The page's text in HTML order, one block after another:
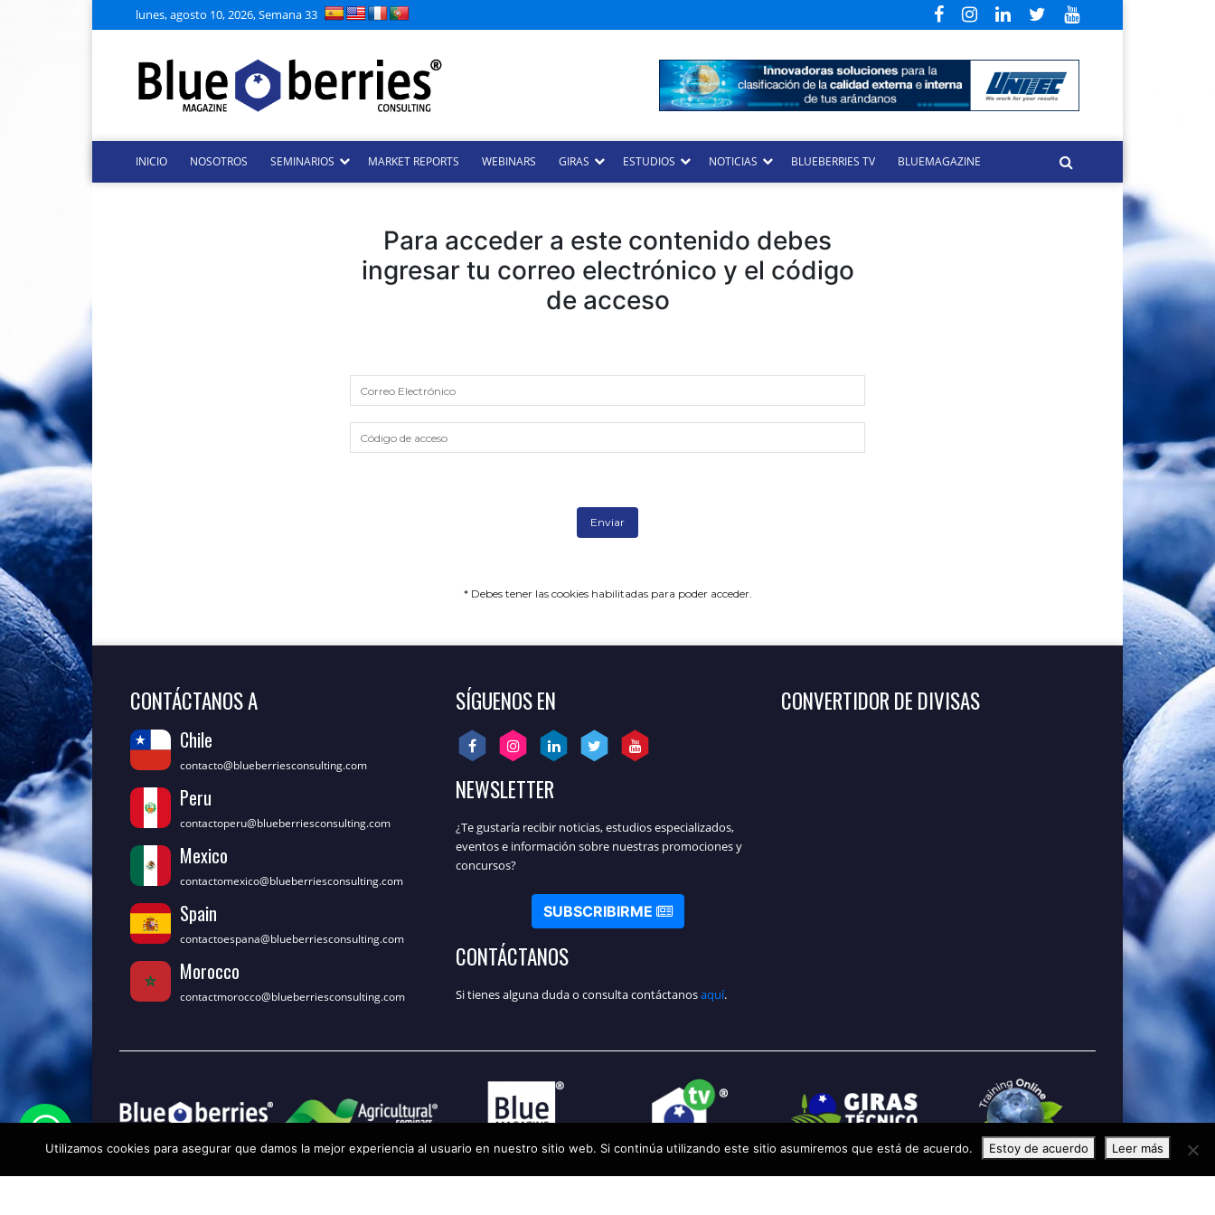
lunes, agosto 10, 2026, Semana 33
INICIO NOSOTROS SEMINARIOS MARKET REPORTS WEBINARS GIRAS ESTUDIOS NOTICIAS BLUEBERRIES TV BLUEMAGAZINE
Para acceder a este contenido debes
ingresar tu correo electrónico y el código
de acceso
* Debes tener las cookies habilitadas para poder acceder.
CONTÁCTANOS A
Chile
contacto@blueberriesconsulting.com
Peru
contactoperu@blueberriesconsulting.com
Mexico
contactomexico@blueberriesconsulting.com
Spain
contactoespana@blueberriesconsulting.com
Morocco
contactmorocco@blueberriesconsulting.com
SÍGUENOS EN
NEWSLETTER
¿Te gustaría recibir noticias, estudios especializados,
eventos e información sobre nuestras promociones y
concursos?
SUBSCRIBIRME
CONTÁCTANOS
Si tienes alguna duda o consulta contáctanosaquí.
CONVERTIDOR DE DIVISAS
Utilizamos cookies para asegurar que damos la mejor experiencia al usuario en nuestro sitio web. Si continúa utilizando este sitio asumiremos que está de acuerdo. Estoy de acuerdo Leer más